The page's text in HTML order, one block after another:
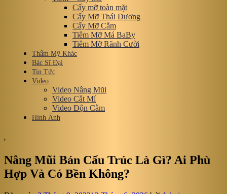
Cấy mỡ toàn mặt
Cấy Mỡ Thái Dương
Cấy Mỡ Cằm
Tiêm Mỡ Má BaBy
Tiêm Mỡ Rãnh Cười
Thẩm Mỹ Khác
Bác Sĩ Đại
Tin Tức
Video
Video Nâng Mũi
Video Cắt Mí
Video Độn Cằm
Hình Ảnh
,
Nâng Mũi Bán Cấu Trúc Là Gì? Ai Phù
Hợp Và Có Bền Không?